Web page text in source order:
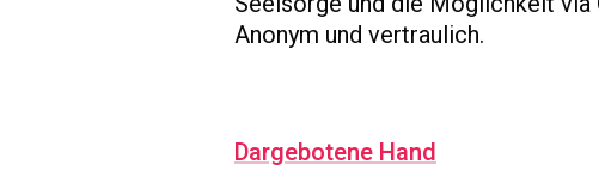
Anonym und vertraulich.
Dargebotene Hand